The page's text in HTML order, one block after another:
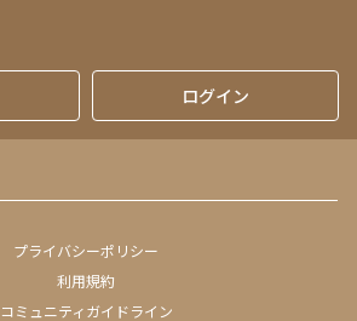
ログイン
プライバシーポリシー
利用規約
コミュニティガイドライン